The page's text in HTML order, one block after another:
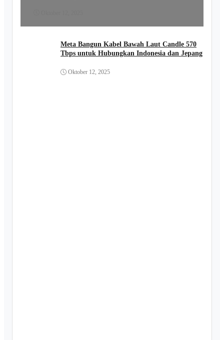
Meta Bangun Kabel Bawah Laut Candle 570
Tbps untuk Hubungkan Indonesia dan Jepang
Oktober 12, 2025